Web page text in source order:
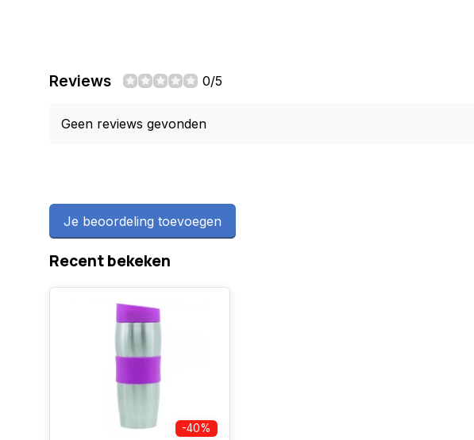
Reviews 0/5
Geen reviews gevonden
Je beoordeling toevoegen
Recent bekeken
-40%